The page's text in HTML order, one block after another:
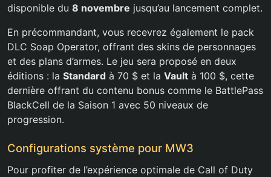
disponible du 8 novembre jusqu’au lancement complet.
En précommandant, vous recevrez également le pack
DLC Soap Operator, offrant des skins de personnages
et des plans d’armes. Le jeu sera proposé en deux
éditions : la Standard à 70 $ et la Vault à 100 $, cette
dernière offrant du contenu bonus comme le BattlePass
BlackCell de la Saison 1 avec 50 niveaux de
progression.
Configurations système pour MW3
Pour profiter de l’expérience optimale de Call of Duty